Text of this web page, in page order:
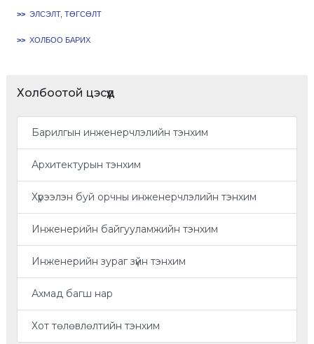
>> ЭЛСЭЛТ, ТӨГСӨЛТ
>> ХОЛБОО БАРИХ
Холбоотой цэсүүд
Барилгын инженерчлэлийн тэнхим
Архитектурын тэнхим
Хүрээлэн буй орчны инженерчлэлийн тэнхим
Инженерийн байгууламжийн тэнхим
Инженерийн зураг зүйн тэнхим
Ахмад багш нар
Хот төлөвлөлтийн тэнхим